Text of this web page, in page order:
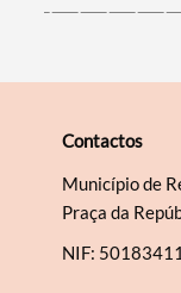
Contactos
Município de
Praça da
NIF: